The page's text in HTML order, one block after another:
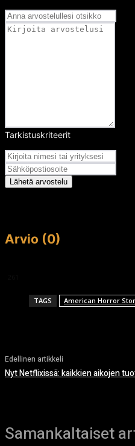
Tarkistuskriteerit
Lähetä arvostelu
Arvio (0)
TAGS American Horror
Edellinen artikkeli
Nyt Netflixissä: kaikkien aikojen
Samankaltaiset